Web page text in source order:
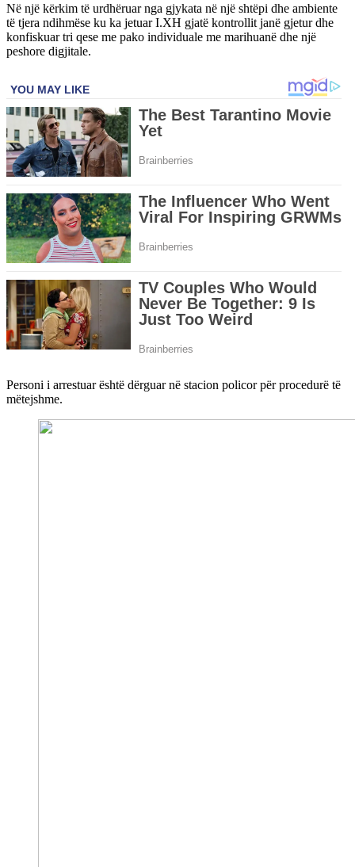
Në një kërkim të urdhëruar nga gjykata në një shtëpi dhe ambiente
të tjera ndihmëse ku ka jetuar I.XH gjatë kontrollit janë gjetur dhe
konfiskuar tri qese me pako individuale me marihuanë dhe një
peshore digjitale.
Personi i arrestuar është dërguar në stacion policor për procedurë të
mëtejshme.